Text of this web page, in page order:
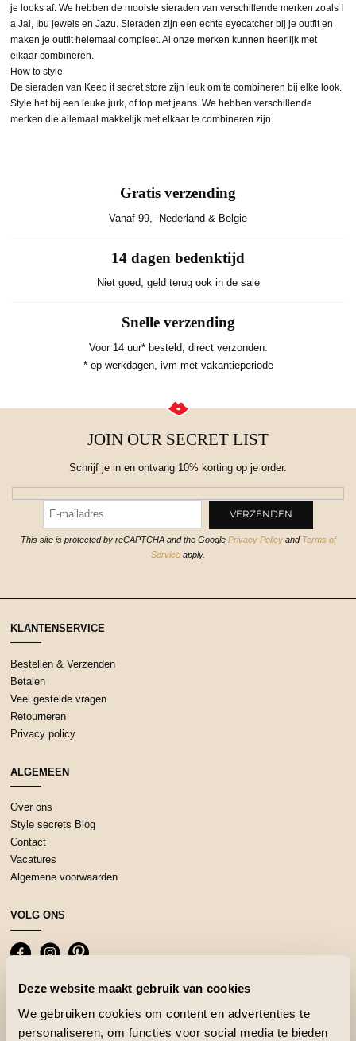
Deze website maakt gebruik van cookies
We gebruiken cookies om content en advertenties te
personaliseren, om functies voor social media te bieden
je looks af. We hebben de mooiste sieraden van verschillende merken zoals I
a Jai, Ibu jewels en Jazu. Sieraden zijn een echte eyecatcher bij je outfit en
maken je outfit helemaal compleet. Al onze merken kunnen heerlijk met
elkaar combineren.
How to style
De sieraden van Keep it secret store zijn leuk om te combineren bij elke look.
Style het bij een leuke jurk, of top met jeans. We hebben verschillende
merken die allemaal makkelijk met elkaar te combineren zijn.
Gratis verzending
Vanaf 99,- Nederland & België
14 dagen bedenktijd
Niet goed, geld terug ook in de sale
Snelle verzending
Voor 14 uur* besteld, direct verzonden.
* op werkdagen, ivm met vakantieperiode
JOIN OUR SECRET LIST
Schrijf je in en ontvang 10% korting op je order.
This site is protected by reCAPTCHA and the Google Privacy Policyand Terms of
Service apply.
KLANTENSERVICE
Bestellen & Verzenden
Betalen
Veel gestelde vragen
Retourneren
Privacy policy
ALGEMEEN
Over ons
Style secrets Blog
Contact
Vacatures
Algemene voorwaarden
VOLG ONS